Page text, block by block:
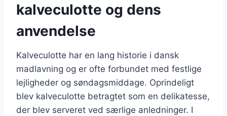
kalveculotte og dens
anvendelse
Kalveculotte har en lang historie i dansk
madlavning og er ofte forbundet med festlige
lejligheder og søndagsmiddage. Oprindeligt
blev kalveculotte betragtet som en delikatesse,
der blev serveret ved særlige anledninger. I